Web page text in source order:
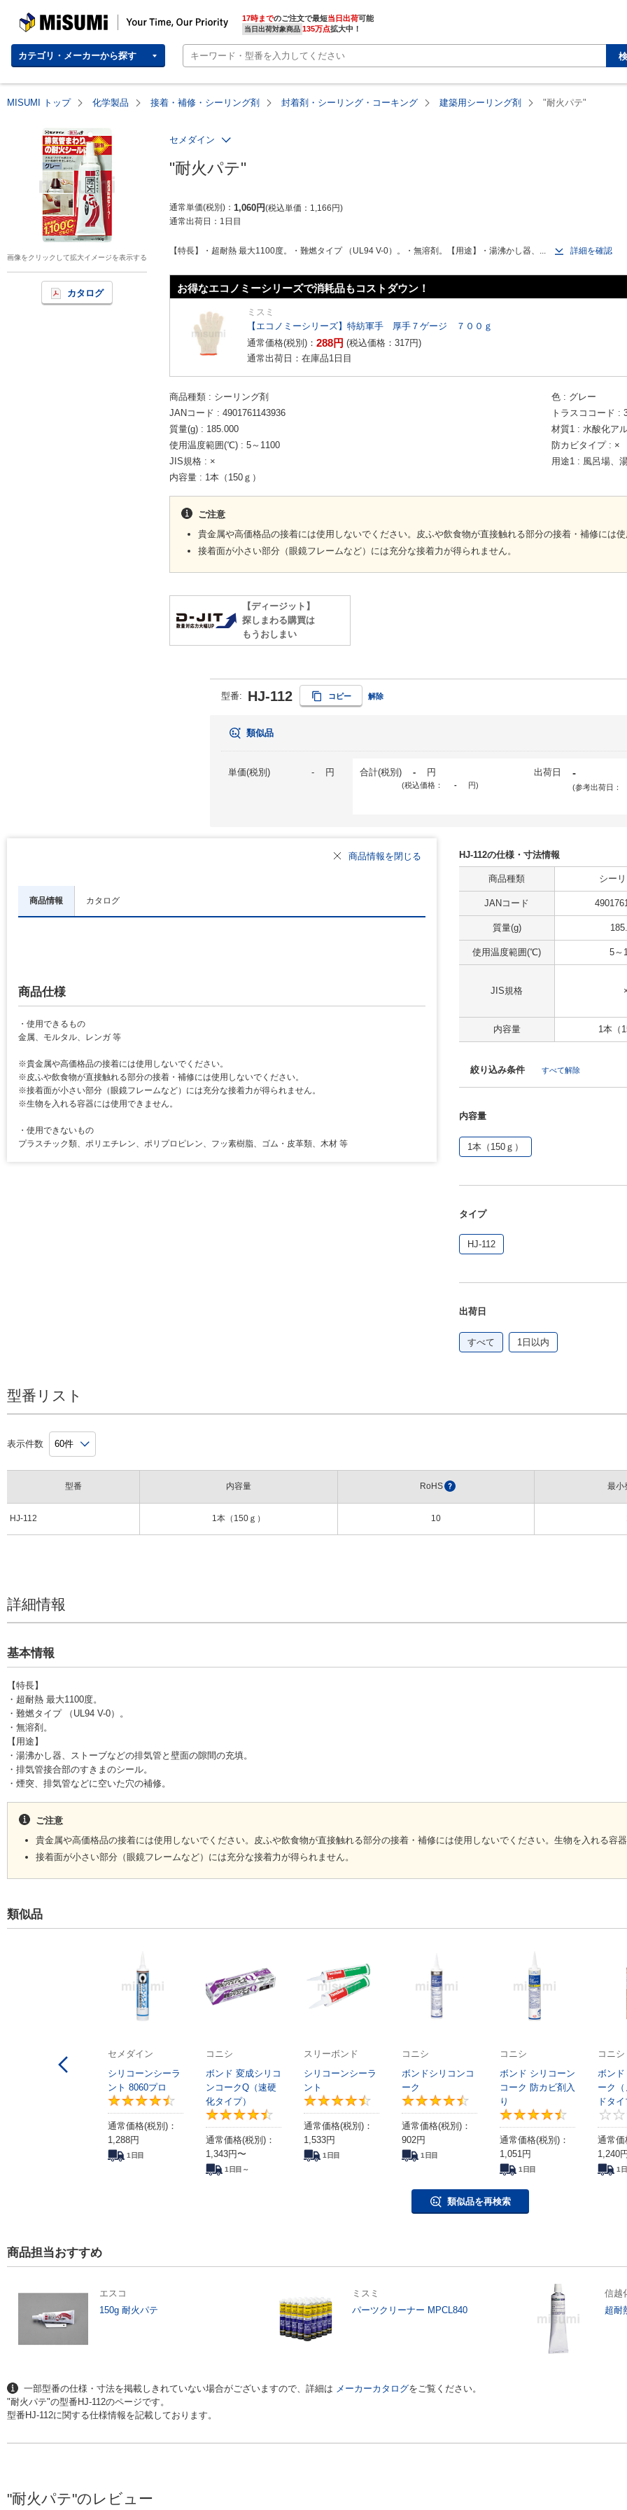
MISUMI | Your Time, Our Priority 17時までのご注文で最短当日出荷
当日出荷対象商品 135万点拡大中！
カテゴリ・メーカーから探す
MISUMI トップ 化学製品 接着・補修・シーリング剤 封着剤・シーリング・コーキング 建築用シーリング剤 "耐火パテ"
画像をクリックして拡大イメージを表示する
カタログ
セメダイン
"耐火パテ"
通常単価(税別) 1,060円 税込単価 1,166円
通常出荷日： 1日目
【特長】・超耐熱 最大1100度。・難燃タイプ （UL94 V-0）。・無溶剤。【用途】・湯沸かし器、... 詳細を確認
お得なエコノミーシリーズで消耗品もコストダウン！
ミスミ
【エコノミーシリーズ】特紡軍手 厚手７ゲージ ７００ｇ
通常価格(税別)： 288円 (税込価格： 317円)
通常出荷日：在庫品1日目
商品種類 シーリング剤 色
グレー
JANコード
4901761143936 トラスココード
質量(g)
185.000 材質1
水酸化ア
使用温度範囲(℃)
5～1100 防カビタイプ
×
JIS規格
× 用途1
風呂場、
内容量
1本（150ｇ）
ご注意
貴金属や高価格品の接着には使用しないでください。皮ふや飲食物が直接触れる部分の接着・補修には
接着面が小さい部分（眼鏡フレームなど）には充分な接着力が得られません。
【ディージット】
探しまわる購買は
もうおしまい
型番: HJ-112 コピー 解除
類似品
単価(税別) - 円 合計(税別) - 円
(税込価格： - 円)
出荷日 -
(参考出荷日：
商品情報を閉じる
商品情報 カタログ
商品仕様
・使用できるもの
金属、モルタル、レンガ 等
※貴金属や高価格品の接着には使用しないでください。
※皮ふや飲食物が直接触れる部分の接着・補修には使用しないでください。
※接着面が小さい部分（眼鏡フレームなど）には充分な接着力が得られません。
※生物を入れる容器には使用できません。
・使用できないもの
プラスチック類、ポリエチレン、ポリプロピレン、フッ素樹脂、ゴム・皮革類、木材 等
HJ-112の仕様・寸法情報
商品種類 シー
JANコード
質量(g)
使用温度範囲(℃) 5～
JIS規格
内容量 1本（
絞り込み条件 すべて解除
内容量
1本（150ｇ）
タイプ
HJ-112
出荷日
すべて 1日以内
型番リスト
表示件数
型番
HJ-112
内容量 RoHS ? 最小
1本（150ｇ） 10
詳細情報
基本情報
【特長】
・超耐熱 最大1100度。
・難燃タイプ （UL94 V-0）。
・無溶剤。
【用途】
・湯沸かし器、ストーブなどの排気管と壁面の隙間の充填。
・排気管接合部のすきまのシール。
・煙突、排気管などに空いた穴の補修。
ご注意
貴金属や高価格品の接着には使用しないでください。皮ふや飲食物が直接触れる部分の接着・補修には使用しないでください。生物を入れる容器
接着面が小さい部分（眼鏡フレームなど）には充分な接着力が得られません。
類似品
セメダイン
シリコーンシーラ
ント 8060プロ
4.6
通常価格(税別)：
1,288円
1日目
コニシ
ボンド 変成シリコ
ンコークQ（速硬
化タイプ）
4.5
通常価格(税別)：
1,343円〜
1日目～
スリーボンド
シリコーンシーラ
ント
4.6
通常価格(税別)：
1,533円
1日目
コニシ
ボンドシリコンコ
ーク
通常価格(税別)：
902円
1日目
コニシ
ボンド シリコーン
コーク 防カビ剤入
り
通常価格(税別)：
1,051 円
1日目
コニシ
ボン
ーク
ドタイ
通常価
1,240
1
類似品を再検索
商品担当おすすめ
エスコ
150g 耐火パテ
ミスミ
パーツクリーナー MPCL840
信越
超耐
一部型番の仕様・寸法を掲載しきれていない場合がございますので、詳細は メーカーカタログをご覧ください。
"耐火パテ"の型番HJ-112のページです。
型番HJ-112に関する仕様情報を記載しております。
"耐火パテ"のレビュー